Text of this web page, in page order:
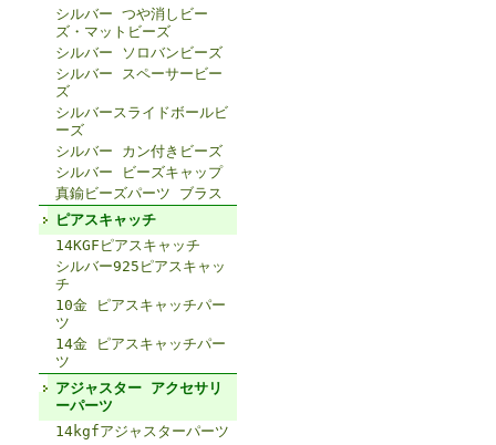
シルバー つや消しビー
ズ・マットビーズ
シルバー ソロバンビーズ
シルバー スペーサービー
ズ
シルバースライドボールビ
ーズ
シルバー カン付きビーズ
シルバー ビーズキャップ
真鍮ビーズパーツ ブラス
ピアスキャッチ
14KGFピアスキャッチ
シルバー925ピアスキャッ
チ
10金 ピアスキャッチパー
ツ
14金 ピアスキャッチパー
ツ
アジャスター アクセサリ
ーパーツ
14kgfアジャスターパーツ